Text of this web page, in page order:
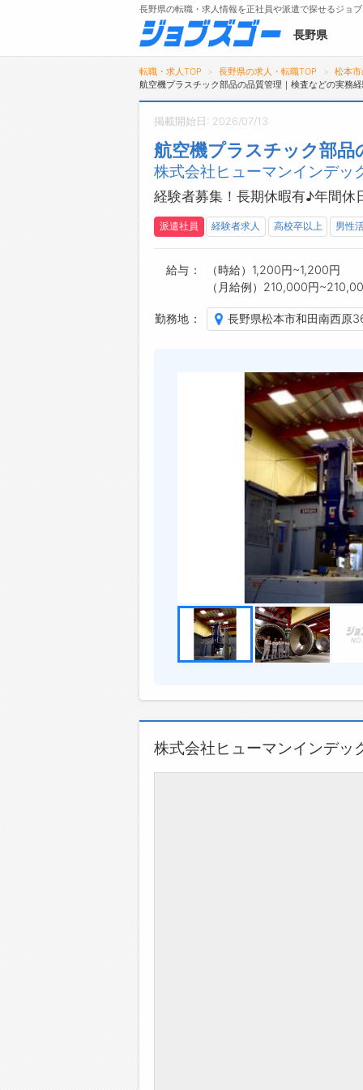
トップ
詳細情報で求人を探す
【初めての方へ】
長野県の求人検索で選ばれる理由
長野県の転職・求人情報を正社員や派遣で探せるジョ
長野県
転職・求人TOP 長野県の求人・転職TOP
松本
航空機プラスチック部品の品質管理｜検査などの実務
掲載開始日: 2026/07/13
航空機プラスチック部品
株式会社ヒューマンインデ
経験者募集！長期休暇有♪年間
派遣社員 経験者求人 高校卒以上 男性
給与
（時給）1,200円~1,200円
（月給例）210,000円
勤務地 長野県松本市和田南西原
株式会社ヒューマンインデ